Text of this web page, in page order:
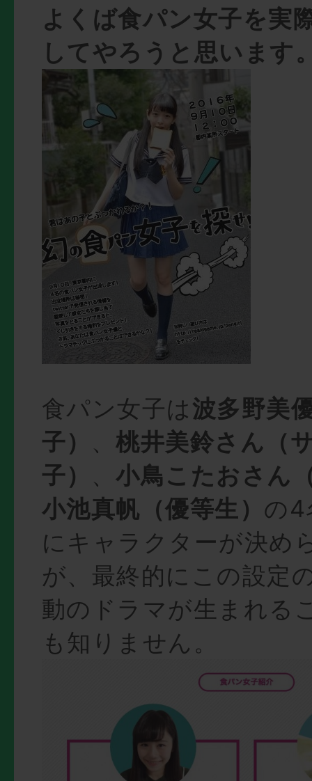
よくば食パン女子を実
してやろうと思います
食パン女子は波多野美
子）
、桃井美鈴さん（
子）
、小鳥こたおさん
小池真帆（優等生） の4
にキャラクターが決め
が、最終的にこの設定
動のドラマが生まれる
も知りません。